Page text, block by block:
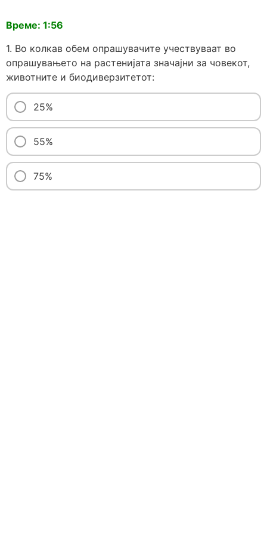
Време: 1:56
1. Во колкав обем опрашувачите учествуваат во
опрашувањето на растенијата значајни за човекот,
животните и биодиверзитетот:
25%
55%
75%